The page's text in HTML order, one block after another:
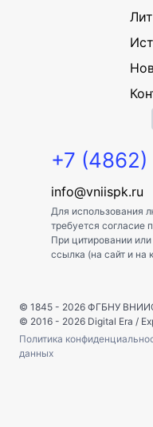
+7
info@vniispk.ru
Для использования
требуется
При цитировании
ссылка (на сайт и на
© 1845 - 2026 ФГБНУ
© 2016 - 2026 Digital Era /
Политика
данных